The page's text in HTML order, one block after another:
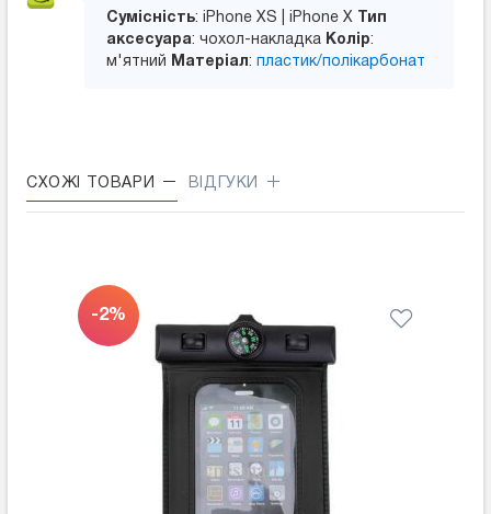
Сумісність: iPhone XS | iPhone X
Тип
аксесуара: чохол-накладка Колір:
м'ятний
Матеріал: пластик/полікарбонат
СХОЖІ ТОВАРИ ВІДГУКИ
-2%